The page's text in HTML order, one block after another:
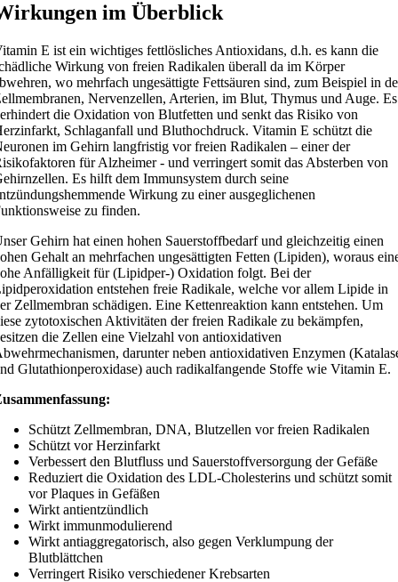
im Überblick
E ist ein wichtiges fettlösliches Antioxidans, d.h. es kann die
Wirkung von freien Radikalen überall da im Körper
wo mehrfach ungesättigte Fettsäuren sind, zum Beispiel in
Nervenzellen, Arterien, im Blut, Thymus und Auge. Es
die Oxidation von Blutfetten und senkt das Risiko von
Schlaganfall und Bluthochdruck. Vitamin E schützt die
im Gehirn langfristig vor freien Radikalen – einer der
für Alzheimer - und verringert somit das Absterben von
Es hilft dem Immunsystem durch seine
Wirkung zu einer ausgeglichenen
zu finden.
Gehirn hat einen hohen Sauerstoffbedarf und gleichzeitig einen
Gehalt an mehrfachen ungesättigten Fetten (Lipiden), woraus
Anfälligkeit für (Lipidper-) Oxidation folgt. Bei der
entstehen freie Radikale, welche vor allem Lipide in
Zellmembran schädigen. Eine Kettenreaktion kann entstehen. Um
zytotoxischen Aktivitäten der freien Radikale zu bekämpfen,
die Zellen eine Vielzahl von antioxidativen
darunter neben antioxidativen Enzymen
Glutathionperoxidase) auch radikalfangende Stoffe wie Vitamin E.
Schützt Zellmembran, DNA, Blutzellen vor freien Radikalen
Schützt vor Herzinfarkt
Verbessert den Blutfluss und Sauerstoffversorgung der Gefäße
Reduziert die Oxidation des LDL-Cholesterins und schützt somit
vor Plaques in Gefäßen
Wirkt antientzündlich
Wirkt immunmodulierend
Wirkt antiaggregatorisch, also gegen Verklumpung der
Blutblättchen
Verringert Risiko verschiedener Krebsarten